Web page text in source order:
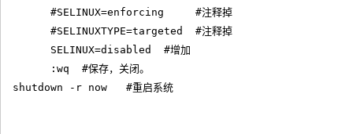
      #SELINUX=enforcing     #注释掉
      #SELINUXTYPE=targeted  #注释掉
      SELINUX=disabled  #增加
      :wq  #保存，关闭。